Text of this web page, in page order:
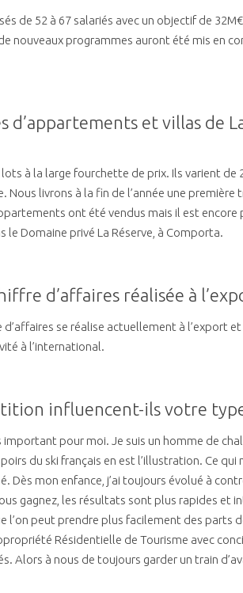
de 52 à 67 salariés avec un objectif de
nouveaux programmes auront été mis en
d’appartements et villas de
lots à la large fourchette de prix. Ils varient
Nous livrons à la fin de l’année une
ont été vendus mais il est encore
le Domaine privé La Réserve, à Comporta.
d’affaires réalisée à
se réalise actuellement à l’export
à l’international.
influencent-ils votre
pour moi. Je suis un homme de
du ski français en est l’illustration. Ce qui
Dès mon enfance, j’ai toujours évolué à
gagnez, les résultats sont plus rapides et
l’on peut prendre plus facilement des parts
Résidentielle de Tourisme avec
Alors à nous de toujours garder un train